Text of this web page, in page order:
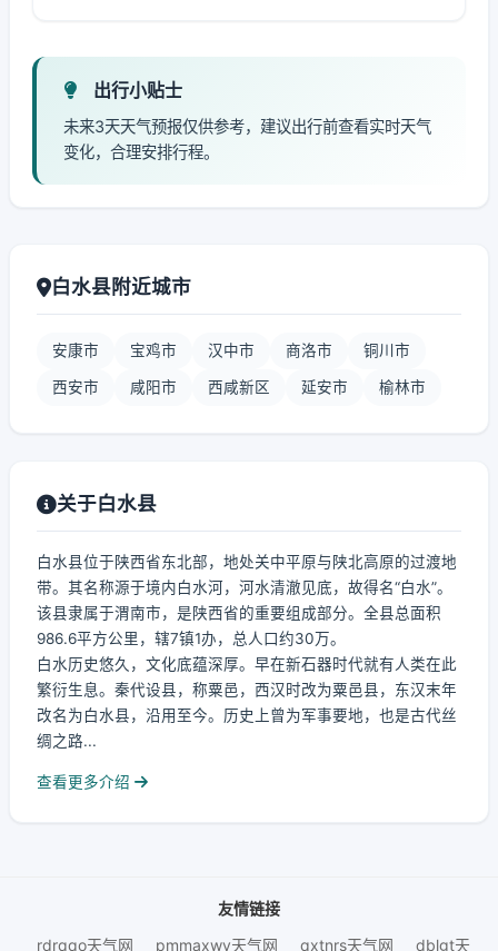
出行小贴士
未来3天天气预报仅供参考，建议出行前查看实时天气
变化，合理安排行程。
白水县附近城市
安康市 宝鸡市 汉中市 商洛市 铜川市
西安市 咸阳市 西咸新区 延安市 榆林市
关于白水县
白水县位于陕西省东北部，地处关中平原与陕北高原的过渡地
带。其名称源于境内白水河，河水清澈见底，故得名“白水”。
该县隶属于渭南市，是陕西省的重要组成部分。全县总面积
986.6平方公里，辖7镇1办，总人口约30万。
白水历史悠久，文化底蕴深厚。早在新石器时代就有人类在此
繁衍生息。秦代设县，称粟邑，西汉时改为粟邑县，东汉末年
改名为白水县，沿用至今。历史上曾为军事要地，也是古代丝
绸之路...
查看更多介绍
友情链接
rdrqqo天气网
pmmaxwy天气网 qxtnrs天气网 dblgt天